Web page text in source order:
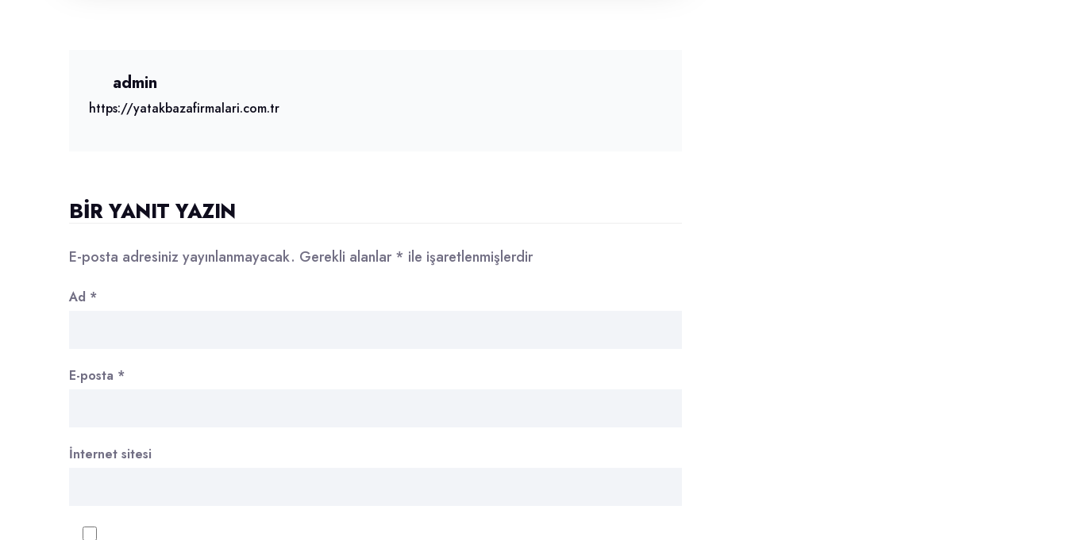
admin
https://yatakbazafirmalari.com.tr
BIR YANIT YAZIN
E-posta adresiniz yayınlanmayacak. Gerekli alanlar* ile işaretlenmişlerdir
Ad *
E-posta *
İnternet sitesi